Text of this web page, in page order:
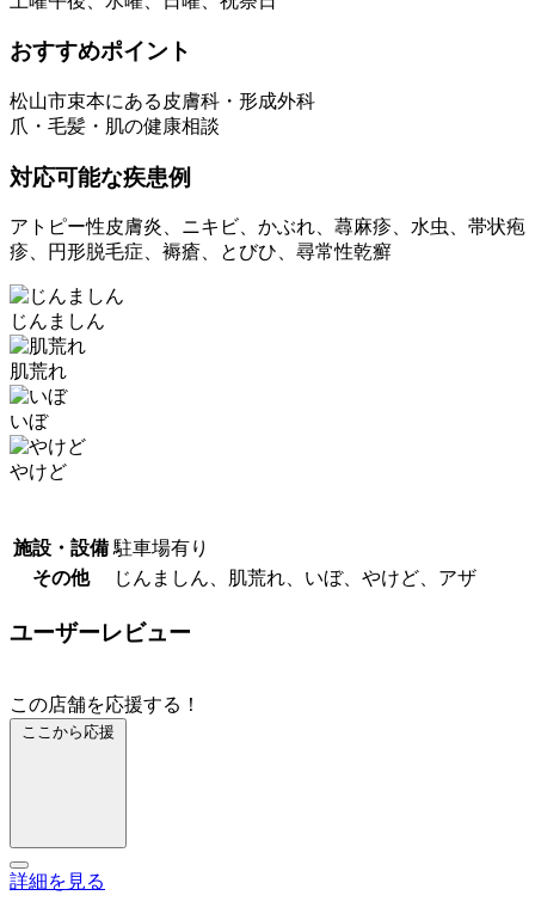
おすすめポイント
松山市束本にある皮膚科・形成外科
爪・毛髪・肌の健康相談
対応可能な疾患例
アトピー性皮膚炎、ニキビ、かぶれ、蕁麻疹、水虫、帯状疱
疹、円形脱毛症、褥瘡、とびひ、尋常性乾癬
じんましん
肌荒れ
いぼ
やけど
施設・設備 駐車場有り
その他
じんましん、肌荒れ、いぼ、やけど、アザ
ユーザーレビュー
この店舗を応援する！
ここから応援
詳細を見る